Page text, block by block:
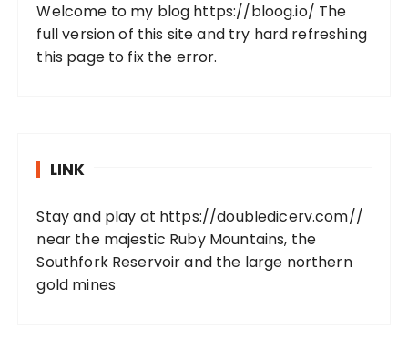
Welcome to my blog https://bloog.io/ The
full version of this site and try hard refreshing
this page to fix the error.
LINK
Stay and play at https://doubledicerv.com//
near the majestic Ruby Mountains, the
Southfork Reservoir and the large northern
gold mines